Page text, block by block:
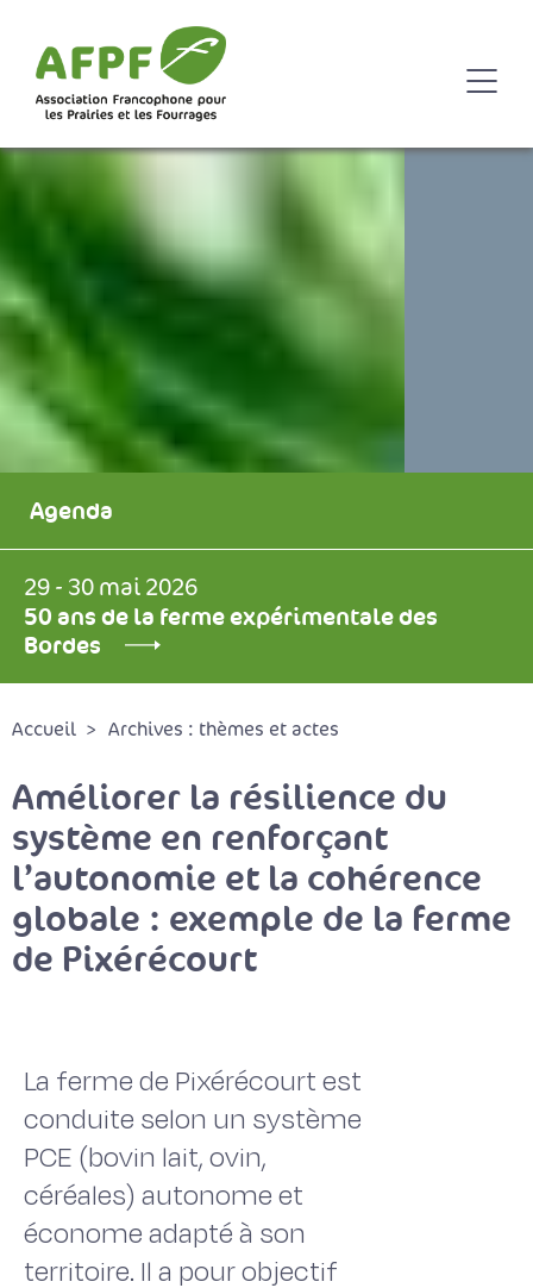
Agenda
29 - 30 mai 2026
50 ans de la ferme expérimentale des
Bordes
Accueil Archives : thèmes et actes
Améliorer la résilience du
système en renforçant
l’autonomie et la cohérence
globale : exemple de la ferme
de Pixérécourt
La ferme de Pixérécourt est
conduite selon un système
PCE (bovin lait, ovin,
céréales) autonome et
économe adapté à son
territoire. Il a pour objectif